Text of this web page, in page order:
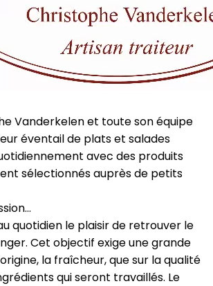
Vanderkelen et toute son équipe
éventail de plats et salades
avec des produits
sélectionnés auprès de petits
quotidien le plaisir de retrouver le
Cet objectif exige une grande
la fraîcheur, que sur la qualité
qui seront travaillés. Le